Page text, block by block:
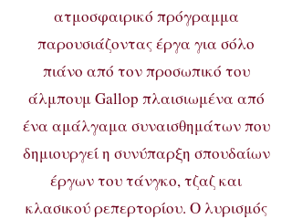
ατμοσφαιρικό πρόγραμμα
παρουσιάζοντας έργα για σόλο
πιάνο από τον προσωπικό του
άλμπουμ Gallop πλαισιωμένα από
ένα αμάλγαμα συναισθημάτων που
δημιουργεί η συνύπαρξη σπουδαίων
έργων του τάνγκο, τζαζ και
κλασικού ρεπερτορίου. Ο λυρισμός